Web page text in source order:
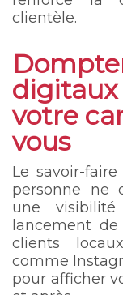
clientèle.
votre
vous
Le savoir-
personne ne
une
lancement
clients
comme
pour afficher